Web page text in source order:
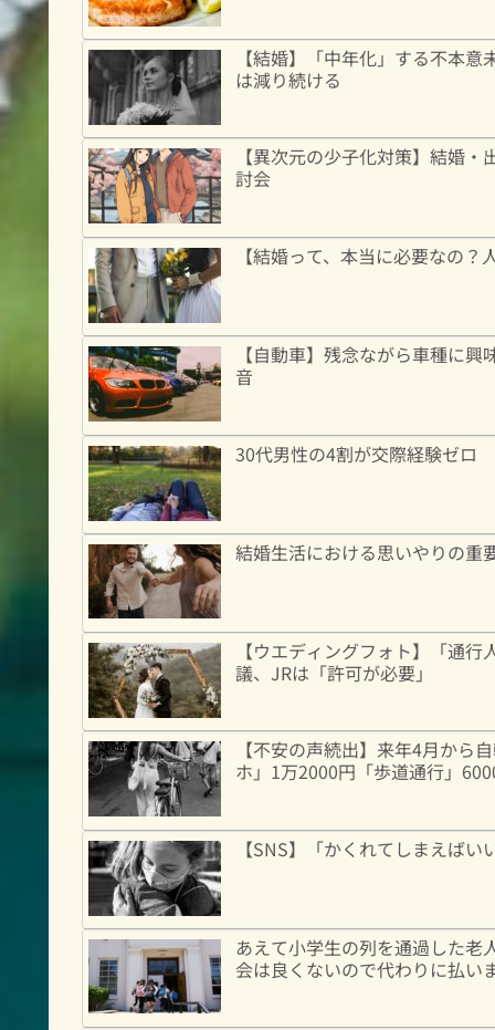
【結婚】「中年化」する不本
は減り続ける
【異次元の少子化対策】結婚
討会
【結婚って、本当に必要なの
【自動車】残念ながら車種に
音
30代男性の4割が交際経験ゼ
結婚生活における思いやりの重
【ウエディングフォト】「通
議、JRは「許可が必要」
【不安の声続出】来年4月か
ホ」1万2000円「歩道通行」
【SNS】「かくれてしまえば
あえて小学生の列を通過した
会は良くないので代わりに払い